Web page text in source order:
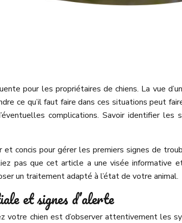
pour les propriétaires de chiens. La vue
ce qu’il faut faire dans ces situations peut
complications. Savoir identifier
et concis pour gérer les premiers signes de
pas que cet article a une visée informative
un traitement adapté à l’état de votre animal.
et signes d’alerte
votre chien est d’observer attentivement les